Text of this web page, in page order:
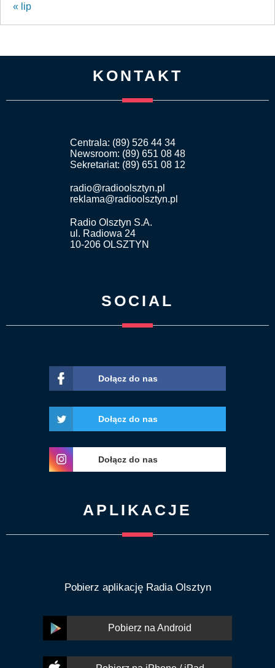
« lip
KONTAKT
Centrala: (89) 526 44 34
Newsroom: (89) 651 08 48
Sekretariat: (89) 651 08 12
radio@radioolsztyn.pl
reklama@radioolsztyn.pl
Radio Olsztyn S.A.
ul. Radiowa 24
10-206 OLSZTYN
SOCIAL
Dołącz do nas
Dołącz do nas
Dołącz do nas
APLIKACJE
Pobierz aplikację Radia Olsztyn
Pobierz na Android